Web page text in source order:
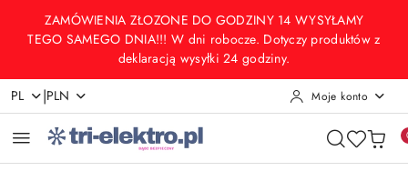
Przejdź do treści głównej
Przejdź do wyszukiwarki
Przejdź do moje konto
Przejdź do menu głównego
Przejdź do opisu produktu
Przejdź do stopki
ZAMÓWIENIA ZŁOZONE DO GODZINY 14 WYSYŁAMY
TEGO SAMEGO DNIA!!! W dni robocze. Dotyczy produktów z
deklaracją wysyłki 24 godziny.
PL |PLN Moje konto